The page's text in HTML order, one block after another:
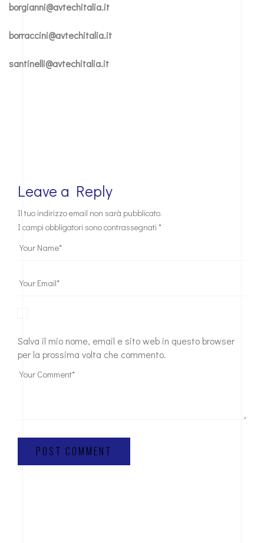
borgianni@avtechitalia.it
borraccini@avtechitalia.it
santinelli@avtechitalia.it
Leave a Reply
Il tuo indirizzo email non sarà pubblicato.
I campi obbligatori sono contrassegnati *
Salva il mio nome, email e sito web in questo browser
per la prossima volta che commento.
POST COMMENT